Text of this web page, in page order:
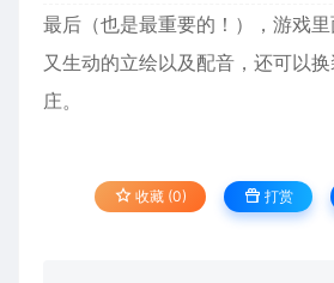
最后（也是最重要的！），游戏
又生动的立绘以及配音，还可以
庄。
收藏 (0) 打赏